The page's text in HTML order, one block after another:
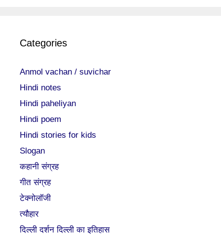
Categories
Anmol vachan / suvichar
Hindi notes
Hindi paheliyan
Hindi poem
Hindi stories for kids
Slogan
कहानी संग्रह
गीत संग्रह
टेक्नोलॉजी
त्यौहार
दिल्ली दर्शन दिल्ली का इतिहास